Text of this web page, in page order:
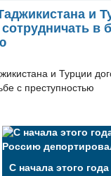
и
в
С начала этого